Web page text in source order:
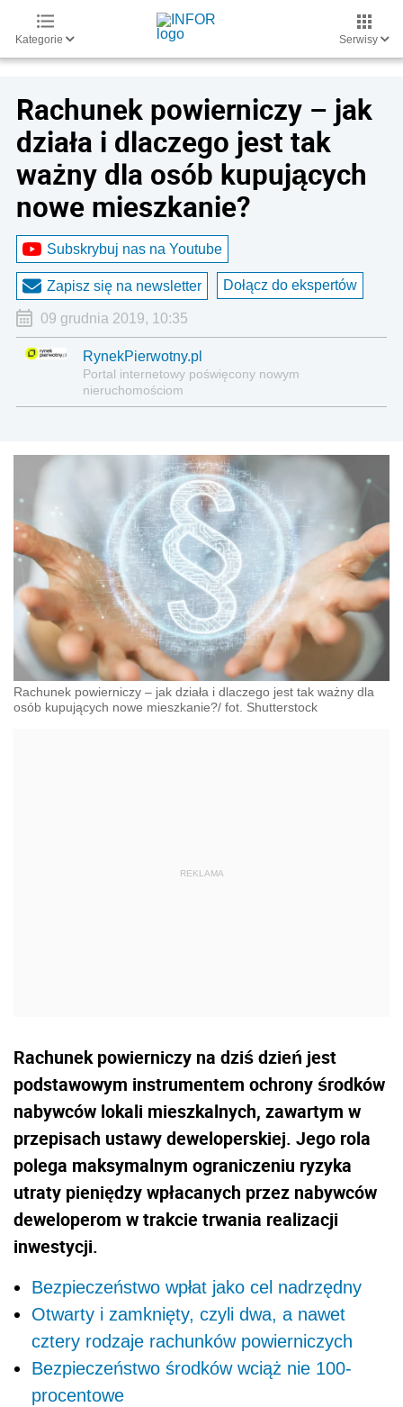
Kategorie Serwisy
Rachunek powierniczy – jak
działa i dlaczego jest tak
ważny dla osób kupujących
nowe mieszkanie?
Subskrybuj nas na Youtube
Zapisz się na newsletter Dołącz do ekspertów
09 grudnia 2019, 10:35
RynekPierwotny.pl
Portal internetowy poświęcony nowym
nieruchomościom
Rachunek powierniczy – jak działa i dlaczego jest tak ważny dla
osób kupujących nowe mieszkanie?/ fot. Shutterstock
Rachunek powierniczy na dziś dzień jest
podstawowym instrumentem ochrony środków
nabywców lokali mieszkalnych, zawartym w
przepisach ustawy deweloperskiej. Jego rola
polega maksymalnym ograniczeniu ryzyka
utraty pieniędzy wpłacanych przez nabywców
deweloperom w trakcie trwania realizacji
inwestycji.
Bezpieczeństwo wpłat jako cel nadrzędny
Otwarty i zamknięty, czyli dwa, a nawet
cztery rodzaje rachunków powierniczych
Bezpieczeństwo środków wciąż nie 100-
procentowe